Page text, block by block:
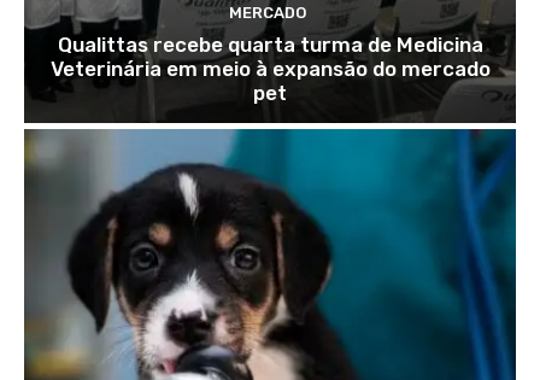
MERCADO
Qualittas recebe quarta turma de Medicina
Veterinária em meio à expansão do mercado
pet